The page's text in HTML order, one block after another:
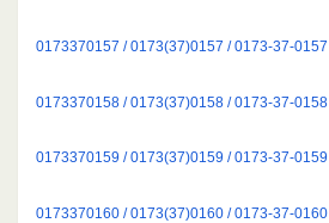
0173370157 / 0173(37)0157 / 0173-37-0157
0173370158 / 0173(37)0158 / 0173-37-0158
0173370159 / 0173(37)0159 / 0173-37-0159
0173370160 / 0173(37)0160 / 0173-37-0160